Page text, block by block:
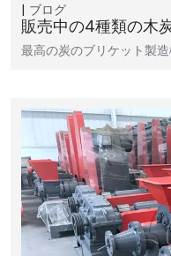
ブログ
販売中の4種類の木
最高の炭のブリケット製